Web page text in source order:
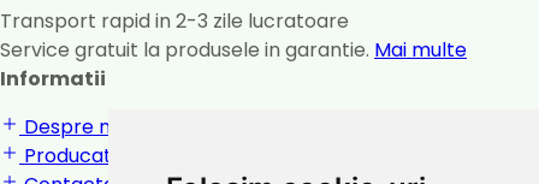
Transport rapid in 2-3 zile lucratoare
Service gratuit la produsele in garantie. Mai multe
Informatii
Despre noi
Producatori